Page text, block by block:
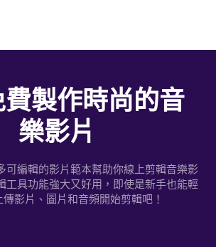
製作時尚的音
樂影片
可編輯的影片範本幫助你線上剪輯音樂影
工具功能強大又好用，即使是新手也能輕
影片、圖片和音頻開始剪輯吧！